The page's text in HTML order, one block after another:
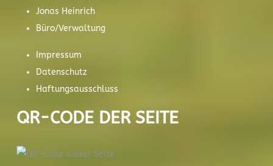
Jonas Heinrich
Büro/Verwaltung
Impressum
Datenschutz
Haftungsausschluss
QR-CODE DER SEITE